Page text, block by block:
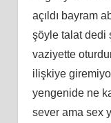
açıldı bayram
şöyle talat dedi
vaziyette
ilişkiye
yengenide ne
sever ama sex